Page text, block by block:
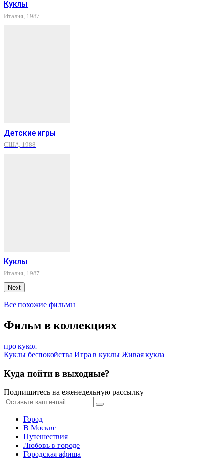
Куклы
Италия, 1987
Детские игры
США, 1988
Куклы
Италия, 1987
Next
Все похожие фильмы
Фильм в коллекциях
про кукол
Куклы беспокойства Игра в куклы Живая кукла
Куда пойти в выходные?
Подпишитесь на еженедельную рассылку
Город
В Москве
Путешествия
Любовь в городе
Городская афиша